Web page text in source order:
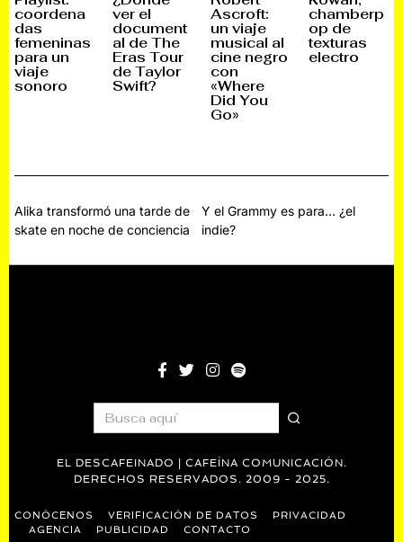
D
I
C
I
E
M
B
R
E
coordena
das
femeninas
para un
viaje
sonoro
I
C
I
E
M
B
R
E
,
ver el
document
al de The
Eras Tour
de Taylor
Swift?
O
C
T
U
B
R
E
2
0
2
5
Ascroft:
un viaje
musical al
cine negro
con
«Where
Did You
Go»
N
O
V
I
E
M
chamberp
op de
texturas
electro
Navegación
de
entradas
Alika transformó una tarde de
skate en noche de conciencia
Y el Grammy es para… ¿el
indie?
EL DESCAFEINADO | CAFEÍNA COMUNICACIÓN.
DERECHOS RESERVADOS. 2009 - 2025.
CONÓCENOS VERIFICACIÓN DE DATOS
PRIVACIDAD
AGENCIA
PUBLICIDAD CONTACTO